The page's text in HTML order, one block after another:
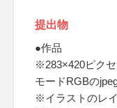
提出物
●作品
※283×420ピク
モードRGBの
※イラストのレ